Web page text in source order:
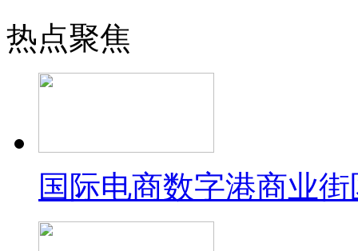
热点聚焦
国际电商数字港商业